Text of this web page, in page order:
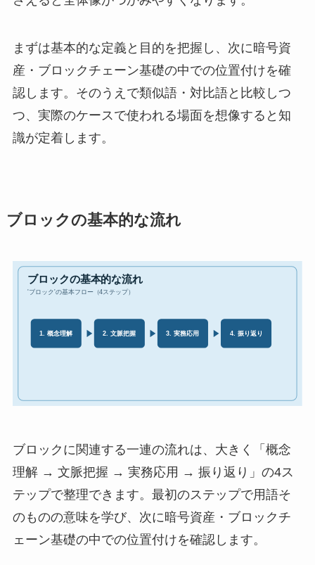
まずは基本的な定義と目的を把握し、次に暗号資
産・ブロックチェーン基礎の中での位置付けを確
認します。そのうえで類似語・対比語と比較しつ
つ、実際のケースで使われる場面を想像すると知
識が定着します。
ブロックの基本的な流れ
ブロックに関連する一連の流れは、大きく「概念
理解 → 文脈把握 → 実務応用 → 振り返り」の4ス
テップで整理できます。最初のステップで用語そ
のものの意味を学び、次に暗号資産・ブロックチ
ェーン基礎の中での位置付けを確認します。